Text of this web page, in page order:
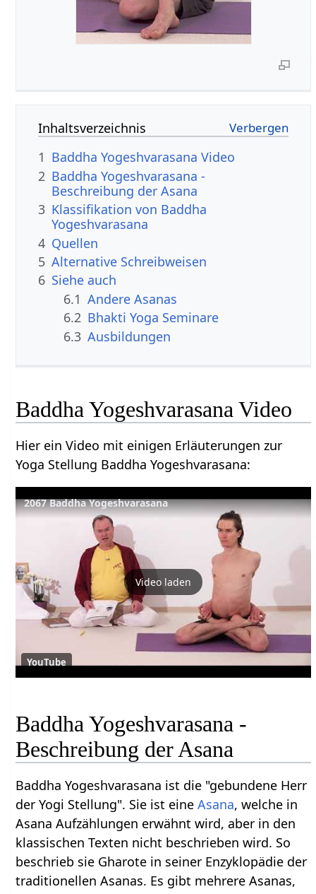
Inhaltsverzeichnis
1 Baddha Yogeshvarasana Video
2 Baddha Yogeshvarasana -
Beschreibung der Asana
3 Klassifikation von Baddha
Yogeshvarasana
4 Quellen
5 Alternative Schreibweisen
6 Siehe auch
6.1 Andere Asanas
6.2 Bhakti Yoga Seminare
6.3 Ausbildungen
Baddha Yogeshvarasana Video
Hier ein Video mit einigen Erläuterungen zur
Yoga Stellung Baddha Yogeshvarasana:
2067 Baddha Yogeshvarasana
Video laden
YouTube
Baddha Yogeshvarasana -
Beschreibung der Asana
Baddha Yogeshvarasana ist die "gebundene Herr
der Yogi Stellung". Sie ist eineAsana, welche in
Asana Aufzählungen erwähnt wird, aber in den
klassischen Texten nicht beschrieben wird. So
beschrieb sie Gharote in seiner Enzyklopädie der
traditionellen Asanas. Es gibt mehrere Asanas,